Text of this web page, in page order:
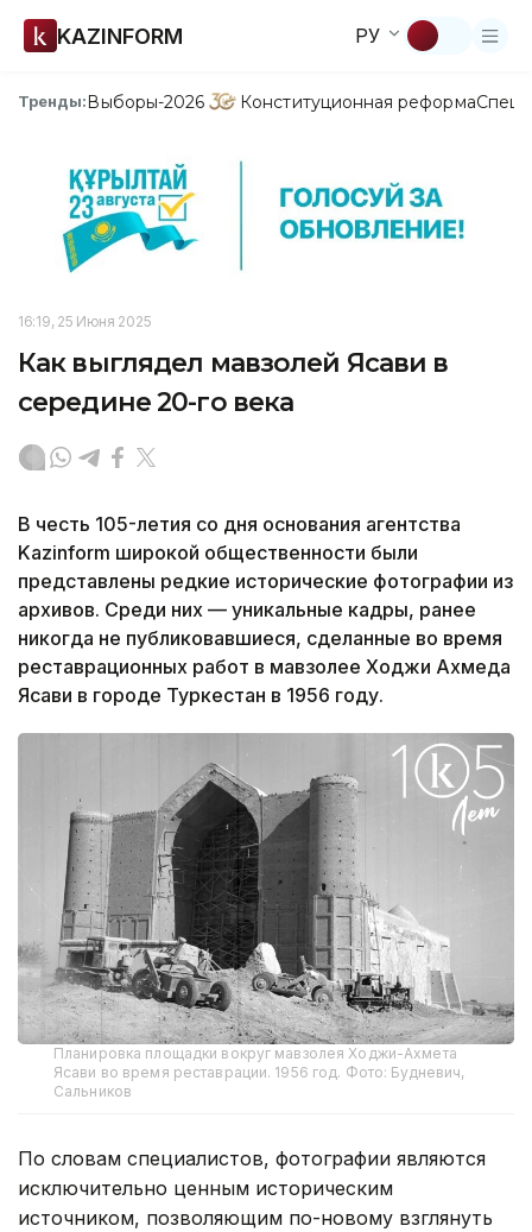
KAZINFORM РУ
Тренды:Выборы-2026 Конституционная реформа
16:19, 25 Июня 2025
Как выглядел мавзолей Ясави в
середине 20-го века
В честь 105-летия со дня основания агентства
Kazinform широкой общественности были
представлены редкие исторические фотографии из
архивов. Среди них — уникальные кадры, ранее
никогда не публиковавшиеся, сделанные во время
реставрационных работ в мавзолее Ходжи Ахмеда
Ясави в городе Туркестан в 1956 году.
Планировка площадки вокруг мавзолея Ходжи-Ахмета
Ясави во время реставрации. 1956 год. Фото: Будневич,
Сальников
По словам специалистов, фотографии являются
исключительно ценным историческим
источником, позволяющим по-новому взглянуть